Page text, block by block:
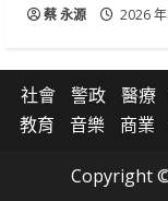
蔡 永源 2026
社會 警政 醫療
教育
音樂 商業
Copyright